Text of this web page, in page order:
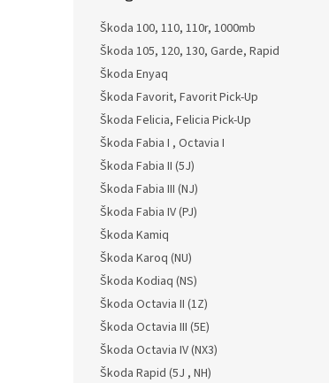
Škoda 100, 110, 110r, 1000mb
Škoda 105, 120, 130, Garde, Rapid
Škoda Enyaq
Škoda Favorit, Favorit Pick-Up
Škoda Felicia, Felicia Pick-Up
Škoda Fabia I , Octavia I
Škoda Fabia II (5J)
Škoda Fabia III (NJ)
Škoda Fabia IV (PJ)
Škoda Kamiq
Škoda Karoq (NU)
Škoda Kodiaq (NS)
Škoda Octavia II (1Z)
Škoda Octavia III (5E)
Škoda Octavia IV (NX3)
Škoda Rapid (5J , NH)